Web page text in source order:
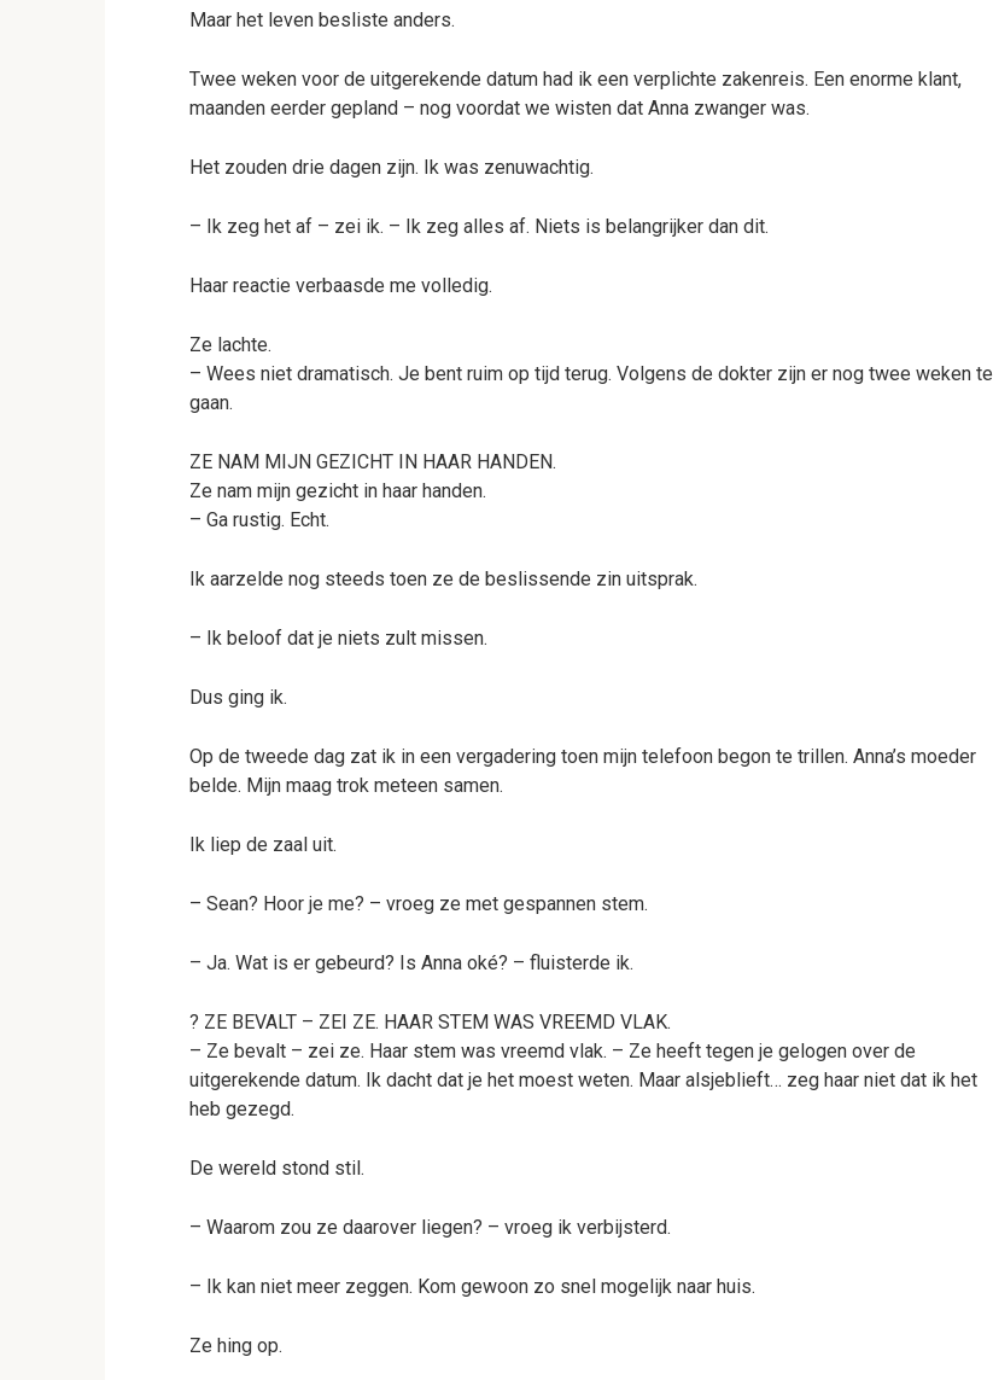
Maar het leven besliste anders.
Twee weken voor de uitgerekende datum had ik een verplichte zakenreis. Een enorme klant,
maanden eerder gepland – nog voordat we wisten dat Anna zwanger was.
Het zouden drie dagen zijn. Ik was zenuwachtig.
– Ik zeg het af – zei ik. – Ik zeg alles af. Niets is belangrijker dan dit.
Haar reactie verbaasde me volledig.
Ze lachte.
– Wees niet dramatisch. Je bent ruim op tijd terug. Volgens de dokter zijn er nog twee weken te
gaan.
ZE NAM MIJN GEZICHT IN HAAR HANDEN.
Ze nam mijn gezicht in haar handen.
– Ga rustig. Echt.
Ik aarzelde nog steeds toen ze de beslissende zin uitsprak.
– Ik beloof dat je niets zult missen.
Dus ging ik.
Op de tweede dag zat ik in een vergadering toen mijn telefoon begon te trillen. Anna’s moeder
belde. Mijn maag trok meteen samen.
Ik liep de zaal uit.
– Sean? Hoor je me? – vroeg ze met gespannen stem.
– Ja. Wat is er gebeurd? Is Anna oké? – fluisterde ik.
? ZE BEVALT – ZEI ZE. HAAR STEM WAS VREEMD VLAK.
– Ze bevalt – zei ze. Haar stem was vreemd vlak. – Ze heeft tegen je gelogen over de
uitgerekende datum. Ik dacht dat je het moest weten. Maar alsjeblieft… zeg haar niet dat ik het
heb gezegd.
De wereld stond stil.
– Waarom zou ze daarover liegen? – vroeg ik verbijsterd.
– Ik kan niet meer zeggen. Kom gewoon zo snel mogelijk naar huis.
Ze hing op.